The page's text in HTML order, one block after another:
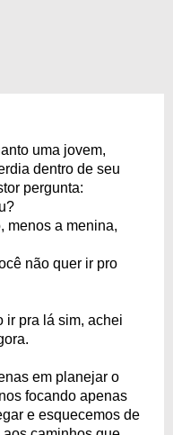
uma jovem,
dentro de seu
pergunta:
menos a menina,
não quer ir pro
ir pra lá sim, achei
em planejar o
focando apenas
e esquecemos de